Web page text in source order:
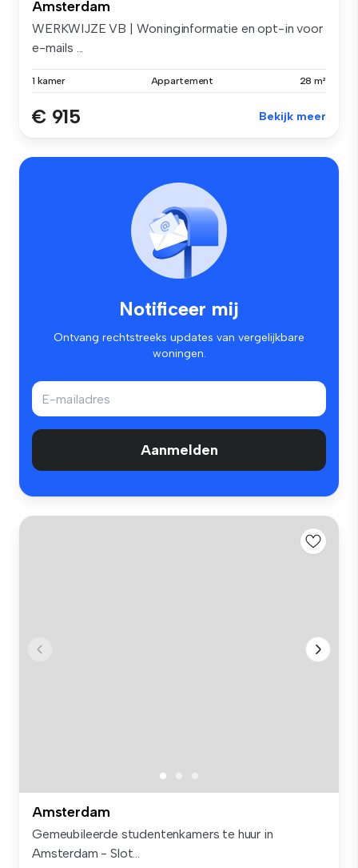
Amsterdam
WERKWIJZE VB | Woninginformatie en opt-in voor
e-mails ...
1 kamer Appartement 28 m²
€ 915 Bekijk meer
Notificeer mij
Ontvang rechtstreeks updates van vergelijkbare
woningen.
Aanmelden
Amsterdam
Gemeubileerde studentenkamers te huur in
Amsterdam - Slot...